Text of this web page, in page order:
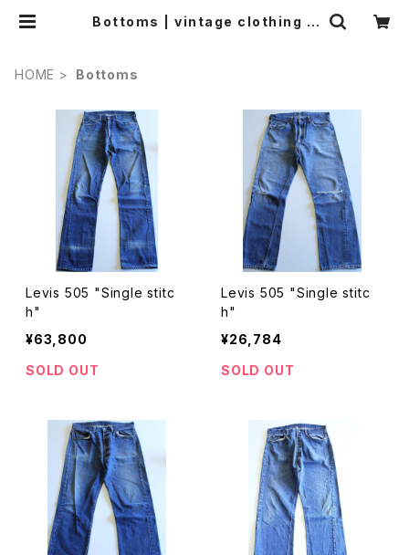
Bottoms | vintage clothing &
HOME Bottoms
Levis 505 "Single stitc
h"
¥63,800
SOLD OUT
Levis 505 "Single stitc
h"
¥26,784
SOLD OUT